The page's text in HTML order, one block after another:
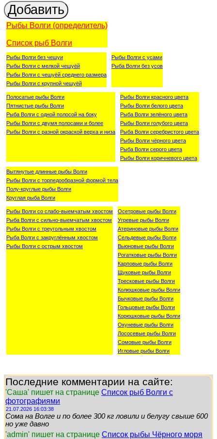
Рыбы Волги (определитель)
Список рыб Волги
Рыбы Волги без чешуи
Рыбы Волги с мелкой чешуёй
Рыбы Волги с чешуёй среднего размера
Рыбы Волги с крупной чешуёй
Рыбы Волги с усами
Рыба Волги без усов
Полосатые рыбы Волги
Пятнистые рыбы Волги
Рыба Волги с одной полосой на боку
Рыбы Волги с двумя полосами и более
Рыбы Волги с разной окраской верха и низа
Рыбы Волги красного цвета
Рыбы Волги белого цвета
Рыба Волги зелёного цвета
Рыбы Волги голубого цвета
Рыба Волги серебристого цвета
Рыбы Волги чёрного цвета
Рыба Волги серого цвета
Рыбы Волги коричневого цвета
Вытянутые длинные рыбы Волги
Рыбы Волги с торпедообразной формой тела
Полу-круглые рыбы Волги
Круглая рыба Волги
Рыбы Волги со слабо-выемчатым хвостом
Рыба Волги с сильно-выемчатым хвостом
Рыбы Волги с треугольным хвостом
Рыба Волги с закруглённым хвостом
Рыбы Волги с острым хвостом
Осетровые рыбы Волги
Угревые рыбы Волги
Атериновые рыбы Волги
Сельдевые рыбы Волги
Вьюновые рыбы Волги
Рогатковые рыбы Волги
Карповые рыбы Волги
Щуковые рыбы Волги
Тресковые рыбы Волги
Колюшковые рыбы Волги
Бычковые рыбы Волги
Гольцовые рыбы Волги
Корюшковые рыбы Волги
Окуневые рыбы Волги
Лососевые рыбы Волги
Сомовые рыбы Волги
Игловые рыбы Волги
Последние комментарии на сайте:
'Саша' пишет на странице Список рыб Волги с
фотографиями
21.07.2026 16:03:38
Сома на Волге и по более 300 кг ловили и белугу свыше 600
но уже давно
'admin' пишет на странице Список рыбы Чёрного моря